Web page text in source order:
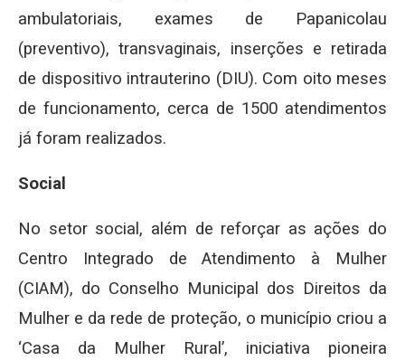
ambulatoriais, exames de Papanicolau
(preventivo), transvaginais, inserções e retirada
de dispositivo intrauterino (DIU). Com oito meses
de funcionamento, cerca de 1500 atendimentos
já foram realizados.
Social
No setor social, além de reforçar as ações do
Centro Integrado de Atendimento à Mulher
(CIAM), do Conselho Municipal dos Direitos da
Mulher e da rede de proteção, o município criou a
‘Casa da Mulher Rural’, iniciativa pioneira